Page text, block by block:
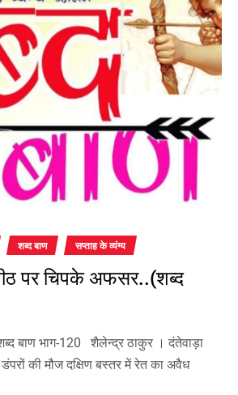
शब्द बाण सप्ताह के व्यंग्य
पर चिपके अफसर..(शब्द
बाण भाग-120 शैलेन्द्र ठाकुर । दंतेवाड़ा
की मौज दक्षिण बस्तर में रेत का अवैध